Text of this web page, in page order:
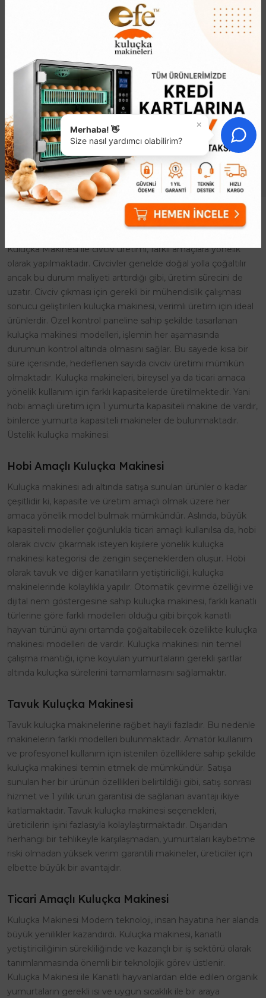
1.594,43₺
Canlı Hayvan Taşıma Kafesi:
Güvenli, Konforlu ve Hijyenik
Nakliyat ÇözümüKümes
hayvanlarınızın nakliyesi artık
çok daha kolay ve güvenli! Ef..
Tavuk Folluk her türlü kanatlı
hayvanlar için uygun örneğin
tavuk ördek bıldırcın keklik gibi
kuluçka ya yatan cins tavuklar
için kullanılır..
Kuluçka Makinesi ile civciv üretimi, farklı amaçlara yönelik
olarak yapılmaktadır. Civcivler genelde doğal yolla çoğaltılır
ancak bu durum maliyeti arttırdığı gibi, üretim sürecini de
uzatır. Civciv çıkması için gerekli bir mühendislik çalışması
sonucu geliştirilen kuluçka makinesi, verimli üretim için ideal
ürünlerdir. Özel kontrol paneline sahip şekilde tasarlanan
kuluçka makinesi modelleri, işlemin her aşamasında
durumun kontrol altında olmasını sağlar. Bu sayede kısa bir
süre içerisinde, hedeflenen sayıda civciv üretimi mümkün
olmaktadır. Kuluçka makineleri, bireysel ya da ticari amaca
yönelik kullanım için farklı kapasitelerde üretilmektedir. Yani
hobi amaçlı üretim için 1 yumurta kapasiteli makine de vardır,
binlerce yumurta kapasiteli makineler de bulunmaktadır.
Üstelik kuluçka makinesi.
Hobi Amaçlı Kuluçka Makinesi
Kuluçka makinesi adı altında satışa sunulan ürünler o kadar
çeşitlidir ki, kapasite ve üretim amaçlı olmak üzere her
amaca yönelik model bulmak mümkündür. Aslında, büyük
kapasiteli modeller çoğunlukla ticari amaçlı kullanılsa da, hobi
olarak civciv çıkarmak isteyen kişilere yönelik kuluçka
makinesi kategorisi de zengin seçeneklerden oluşur. Hobi
olarak tavuk ve diğer kanatlıların yetiştiriciliği, kuluçka
makinelerinde kolaylıkla yapılır. Otomatik çevirme özelliği ve
dijital nem göstergesine sahip kuluçka makinesi, farklı kanatlı
türlerine göre farklı modelleri olduğu gibi birçok kanatlı
hayvan türünü aynı ortamda çoğaltabilecek özellikte kuluçka
makinesi modelleri de vardır. Kuluçka makinesi nin temel
çalışma mantığı, içine koyulan yumurtaların gerekli şartlar
altında kuluçka sürelerini tamamlamasını sağlamaktır.
Tavuk Kuluçka Makinesi
Tavuk kuluçka makinelerine rağbet hayli fazladır. Bu nedenle
makinelerin farklı modelleri bulunmaktadır. Amatör kullanım
ve profesyonel kullanım için istenilen özelliklere sahip şekilde
kuluçka makinesi temin etmek de mümkündür. Satışa
sunulan her bir ürünün özellikleri belirtildiği gibi, satış sonrası
hizmet ve 1 yıllık ürün garantisi de sağlanan avantajı ikiye
katlamaktadır. Tavuk kuluçka makinesi seçenekleri,
üreticilerin işini fazlasıyla kolaylaştırmaktadır. Dışarıdan
herhangi bir tehlikeyle karşılaşmadan, yumurtaları kaybetme
riski olmadan yüksek verim garantili makineler, üreticiler için
elbette büyük bir avantajdır.
Ticari Amaçlı Kuluçka Makinesi
Kuluçka Makinesi Modern teknoloji, insan hayatına her alanda
büyük yenilikler kazandırdı. Kuluçka makinesi, kanatlı
yetiştiriciliğinin sürekliliğinde ve kazançlı bir iş sektörü olarak
tanımlanmasında önemli bir teknolojik görev üstlenir.
Kuluçka Makinesi ile Kanatlı hayvanlardan elde edilen organik
yumurtaların gerekli ısı ve uygun sıcaklık ile bir araya
×
Merhaba! 👋
Size nasıl yardımcı olabilirim?